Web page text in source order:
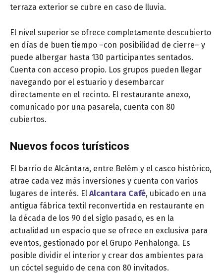
terraza exterior se cubre en caso de lluvia.
El nivel superior se ofrece completamente descubierto
en días de buen tiempo –con posibilidad de cierre– y
puede albergar hasta 130 participantes sentados.
Cuenta con acceso propio. Los grupos pueden llegar
navegando por el estuario y desembarcar
directamente en el recinto. El restaurante anexo,
comunicado por una pasarela, cuenta con 80
cubiertos.
Nuevos focos turísticos
El barrio de Alcántara, entre Belém y el casco histórico,
atrae cada vez más inversiones y cuenta con varios
lugares de interés. El Alcantara Café, ubicado en una
antigua fábrica textil reconvertida en restaurante en
la década de los 90 del siglo pasado, es en la
actualidad un espacio que se ofrece en exclusiva para
eventos, gestionado por el Grupo Penhalonga. Es
posible dividir el interior y crear dos ambientes para
un cóctel seguido de cena con 80 invitados.